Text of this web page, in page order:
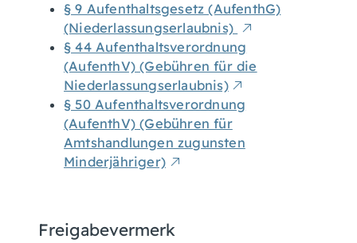
§ 9 Aufenthaltsgesetz (AufenthG)
(Niederlassungserlaubnis)
§ 44 Aufenthaltsverordnung
(AufenthV) (Gebühren für die
Niederlassungserlaubnis)
§ 50 Aufenthaltsverordnung
(AufenthV) (Gebühren für
Amtshandlungen zugunsten
Minderjähriger)
Freigabevermerk